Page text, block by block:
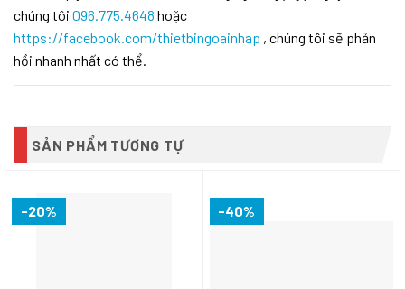
chúng tôi 096.775.4648 hoặc
https://facebook.com/thietbingoainhap , chúng tôi sẽ phản
hồi nhanh nhất có thể.
SẢN PHẨM TƯƠNG TỰ
-20% -40%